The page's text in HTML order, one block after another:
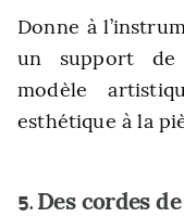
Donne à
un support de
modèle
esthétique à la
5. Des cordes